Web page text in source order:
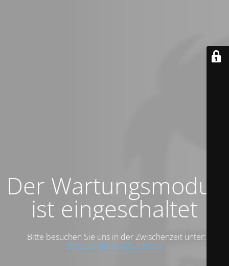
Der Wartungsmodus
ist eingeschaltet
Bitte besuchen Sie uns in der Zwischenzeit unter:
https://stadt-butzbach.de/